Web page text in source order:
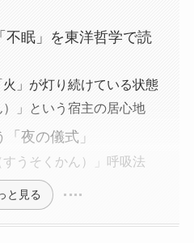
不眠」を東洋哲学で読
」が灯り続けている状態
」という宿主の居心地
夜の儀式」
うそくかん）」呼吸法
と見る